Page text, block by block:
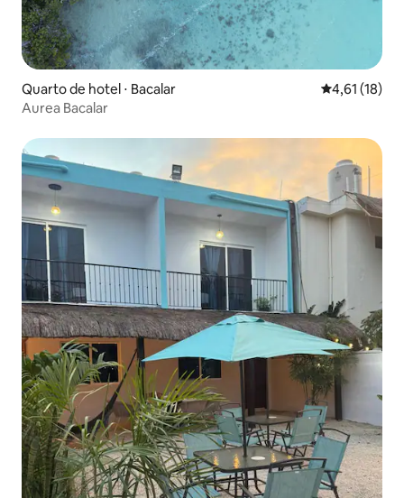
Quarto de hotel ⋅ Bacalar 4,61 de uma
4,61 (18)
Aurea Bacalar